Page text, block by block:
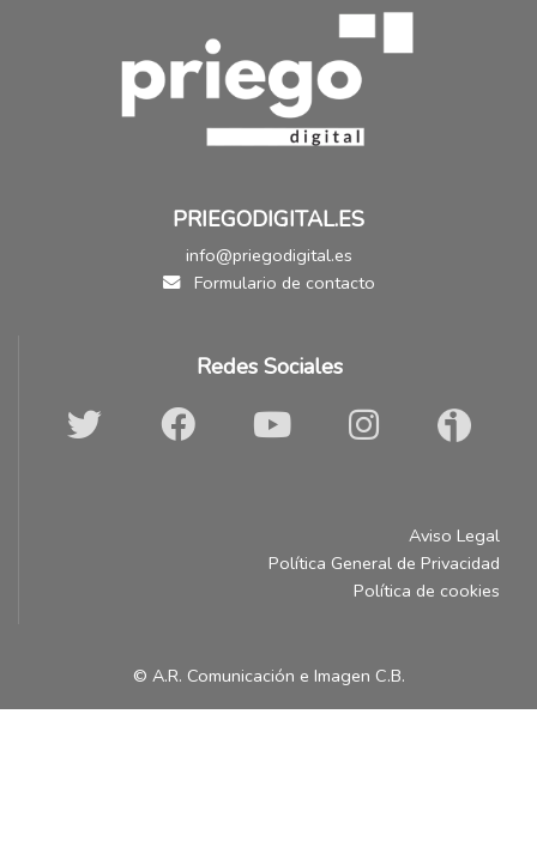
PRIEGODIGITAL.ES
info@priegodigital.es
Formulario de contacto
Redes Sociales
Aviso Legal
Política General de Privacidad
Política de cookies
© A.R. Comunicación e Imagen C.B.